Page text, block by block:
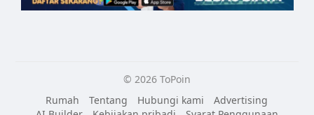
© 2026 ToPoin
Rumah
Tentang Hubungi kami
Advertising